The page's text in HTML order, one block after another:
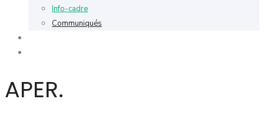
Info-cadre
Communiqués
APER.